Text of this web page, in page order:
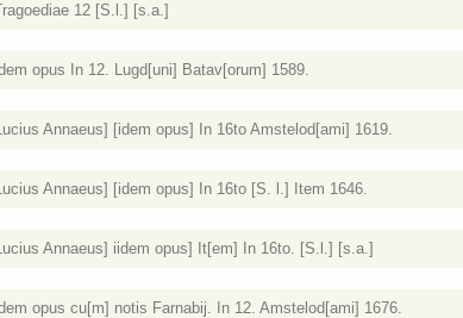
12 [S.l.] [s.a.]
opus In 12. Lugd[uni] Batav[orum] 1589.
Annaeus] [idem opus] In 16to Amstelod[ami] 1619.
Annaeus] [idem opus] In 16to [S. l.] Item 1646.
Annaeus] iidem opus] It[em] In 16to. [S.l.] [s.a.]
opus cu[m] notis Farnabij. In 12. Amstelod[ami] 1676.